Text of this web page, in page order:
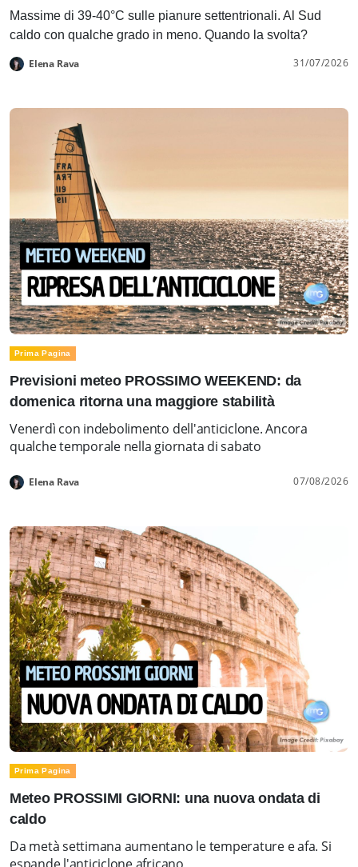
Massime di 39-40°C sulle pianure settentrionali. Al Sud
caldo con qualche grado in meno. Quando la svolta?
Elena Rava 31/07/2026
Prima Pagina
Previsioni meteo PROSSIMO WEEKEND: da
domenica ritorna una maggiore stabilità
Venerdì con indebolimento dell'anticiclone. Ancora
qualche temporale nella giornata di sabato
Elena Rava 07/08/2026
Prima Pagina
Meteo PROSSIMI GIORNI: una nuova ondata di
caldo
Da metà settimana aumentano le temperature e afa. Si